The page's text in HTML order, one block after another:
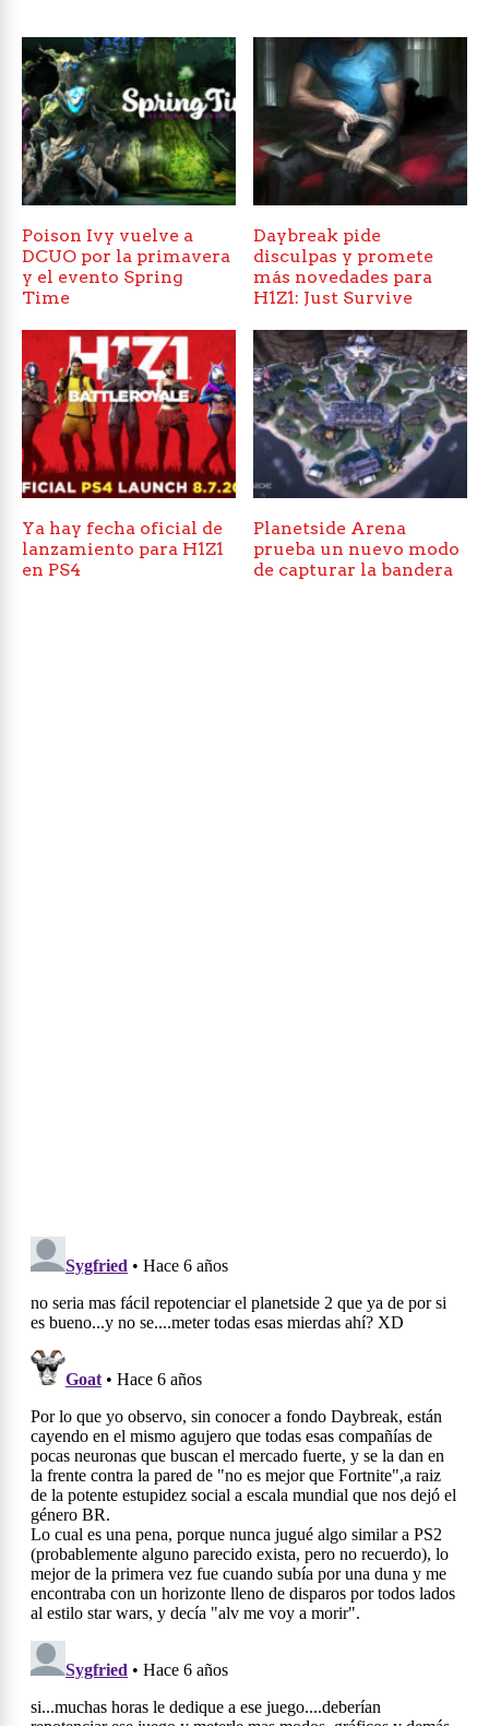
Poison Ivy vuelve a
DCUO por la primavera
y el evento Spring
Time
Daybreak pide
disculpas y promete
más novedades para
H1Z1: Just Survive
Ya hay fecha oficial de
lanzamiento para H1Z1
en PS4
Planetside Arena
prueba un nuevo modo
de capturar la bandera